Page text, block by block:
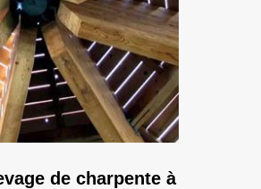
de charpente à